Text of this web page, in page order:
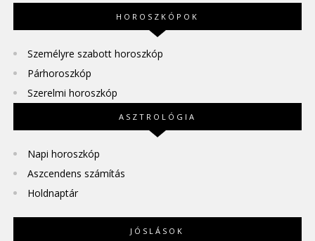
HOROSZKÓPOK
Személyre szabott horoszkóp
Párhoroszkóp
Szerelmi horoszkóp
ASZTROLÓGIA
Napi horoszkóp
Aszcendens számítás
Holdnaptár
JÓSLÁSOK